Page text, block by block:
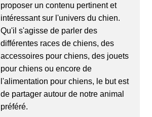
proposer un contenu pertinent et
intéressant sur l'univers du chien.
Qu'il s'agisse de parler des
différentes races de chiens, des
accessoires pour chiens, des jouets
pour chiens ou encore de
l'alimentation pour chiens, le but est
de partager autour de notre animal
préféré.